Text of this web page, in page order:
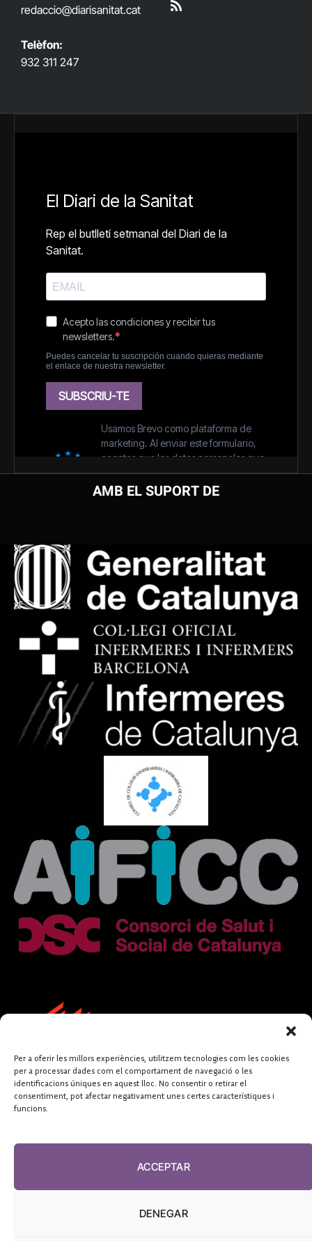
Per a oferir les millors experiències, utilitzem tecnologies com les cookies
per a processar dades com el comportament de navegació o les
identificacions úniques en aquest lloc. No consentir o retirar el
consentiment, pot afectar negativament unes certes característiques i
funcions.
ACCEPTAR
DENEGAR
redaccio@diarisanitat.cat
Telèfon:
932 311 247
RSS
AMB EL SUPORT DE
FUNDACIÓ